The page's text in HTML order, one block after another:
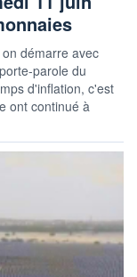
démarre avec
parole du
d'inflation, c'est
ont continué à